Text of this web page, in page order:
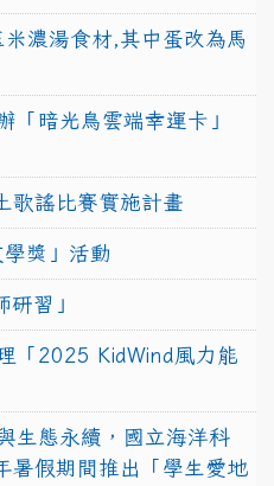
濃湯食材,其中蛋改為馬
「暗光鳥雲端幸運卡」
歌謠比賽實施計畫
獎」活動
研習」
「2025 KidWind風力能
生態永續，國立海洋科
暑假期間推出「學生愛地